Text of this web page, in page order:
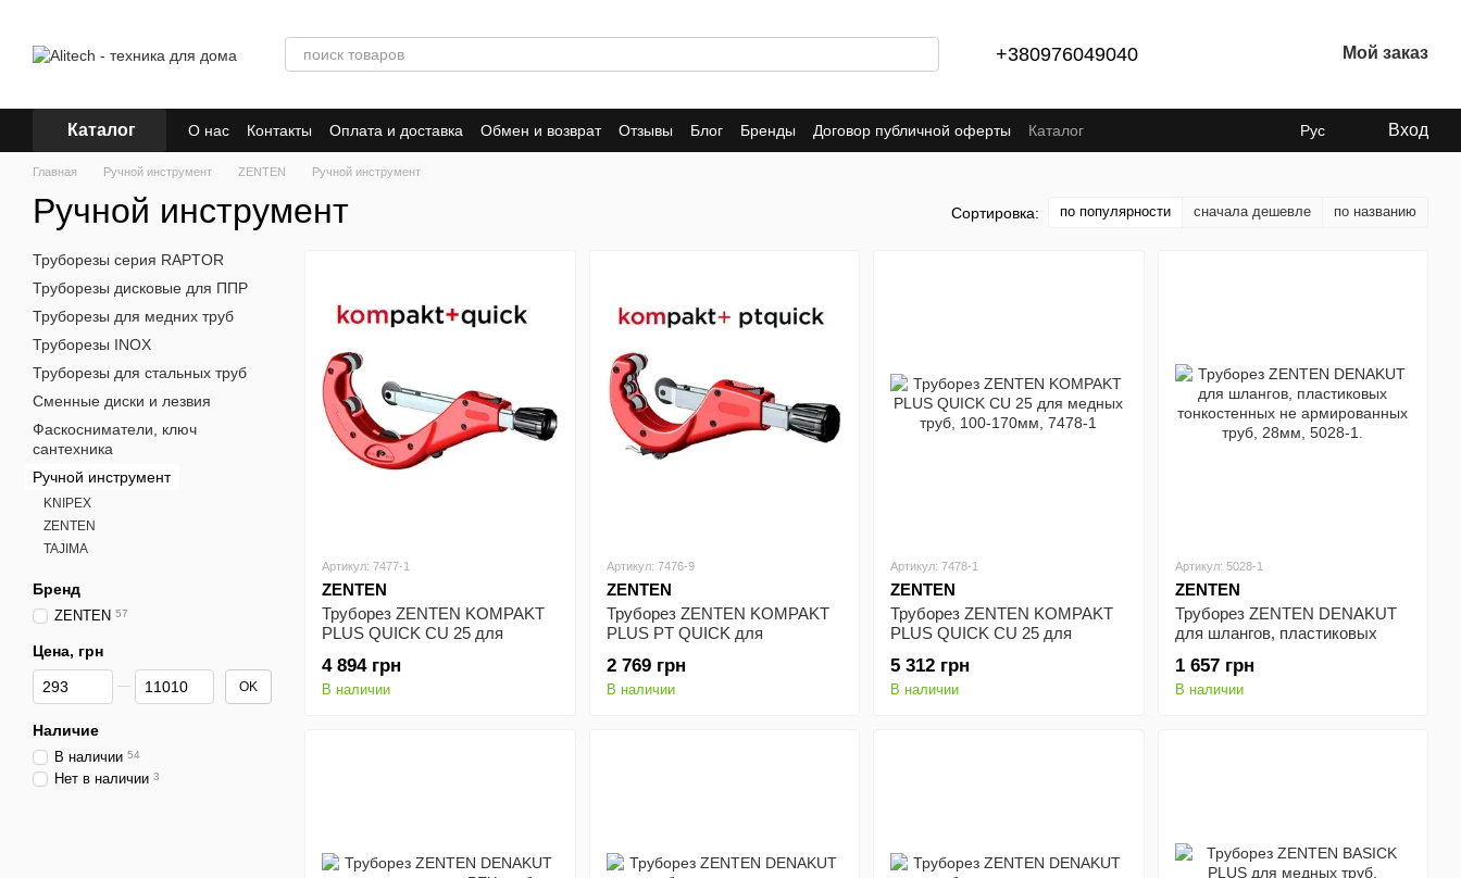
+380976049040 Мой заказ
Каталог О нас Контакты Оплата и доставка Обмен и возврат Отзывы Блог Бренды Договор публичной оферты Каталог Рус Вход
Главная Ручной инструмент ZENTEN Ручной инструмент
Ручной инструмент Сортировка: по популярности сначала дешевле по названию
Артикул: 7477-1
ZENTEN
Труборез ZENTEN KOMPAKT
PLUS QUICK CU 25 для
4 894 грн
В наличии
Артикул: 7476-9
ZENTEN
Труборез ZENTEN KOMPAKT
PLUS PT QUICK для
армированных труб, 6-76мм,
7476-9
2 769 грн
В наличии
Артикул: 7478-1
ZENTEN
Труборез ZENTEN KOMPAKT
PLUS QUICK CU 25 для
1
5 312 грн
В наличии
Артикул: 5028-1
ZENTEN
Труборез ZENTEN DENAKUT
для шлангов, пластиковых
армированных труб, 28мм,
5028-1.
1 657 грн
В наличии
Труборезы серия RAPTOR
Труборезы дисковые для ППР
Труборезы для медних труб
Труборезы INOX
Труборезы для стальных труб
Сменные диски и лезвия
Фаскосниматели, ключ
сантехника
Ручной инструмент
KNIPEX
ZENTEN
TAJIMA
Бренд
ZENTEN 57
Цена, грн
От Цена, грн
До Цена, грн OK
Наличие
В наличии 54
Нет в наличии 3